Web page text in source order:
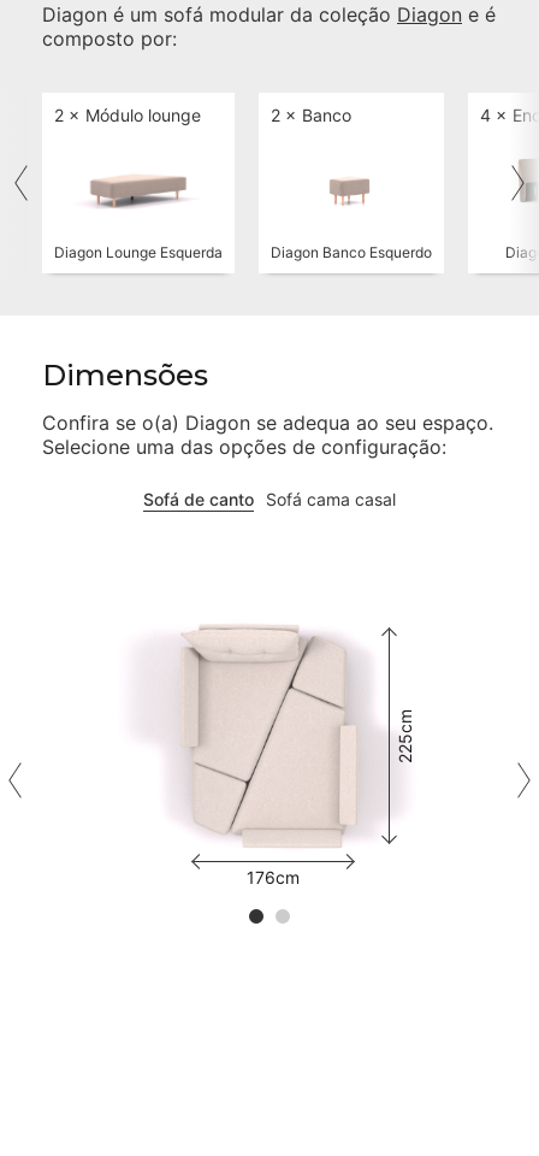
Diagon é um sofá modular da coleção Diagon e é
composto por:
2 × Módulo lounge
Diagon Lounge Esquerda
2 × Banco
Diagon Banco Esquerdo
4 ×
Dimensões
Confira se o(a) Diagon se adequa ao seu espaço.
Selecione uma das opções de configuração:
Sofá de canto Sofá cama casal
225cm
176cm